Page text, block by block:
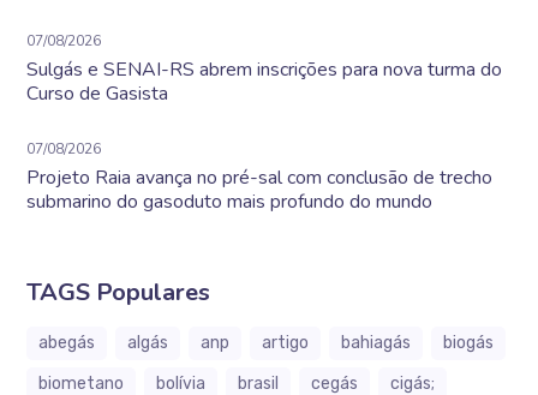
07/08/2026
Sulgás e SENAI-RS abrem inscrições para nova turma do
Curso de Gasista
07/08/2026
Projeto Raia avança no pré-sal com conclusão de trecho
submarino do gasoduto mais profundo do mundo
TAGS Populares
abegás algás anp artigo bahiagás
biogás
biometano
bolívia brasil cegás
cigás;